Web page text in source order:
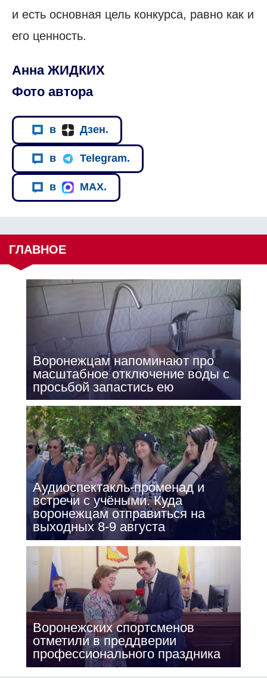
и есть основная цель конкурса, равно как и
его ценность.
Анна ЖИДКИХ
Фото автора
в Дзен.
в Telegram.
в MAX.
ГЛАВНОЕ
Воронежцам напоминают про
масштабное отключение воды с
просьбой запастись ею
Аудиоспектакль-променад и
встречи с учёными. Куда
воронежцам отправиться на
выходных 8-9 августа
Воронежских спортсменов
отметили в преддверии
профессионального праздника